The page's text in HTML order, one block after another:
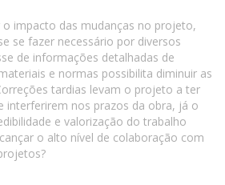
o impacto das mudanças no projeto,
se fazer necessário por diversos
de informações detalhadas de
e normas possibilita diminuir as
tardias levam o projeto a ter
interferirem nos prazos da obra, já o
e valorização do trabalho
o alto nível de colaboração com